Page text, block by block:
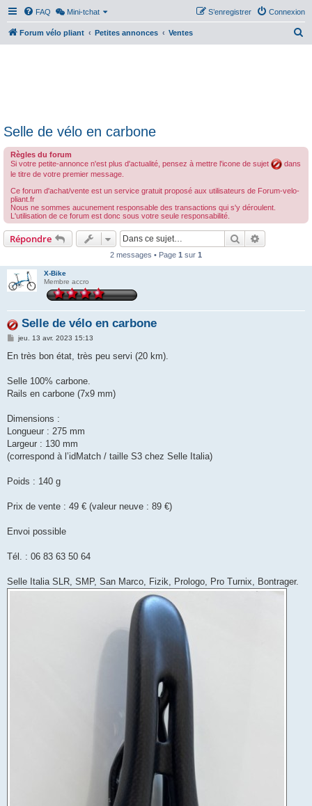
FAQ Mini-tchat Connexion
S’enregistrer
Forum vélo pliant Petites annonces Ventes
h
Selle de vélo en carbone
Règles du forum
Si votre petite-annonce n'est plus d'actualité, pensez à mettre l'icone de sujet
dans
le titre de votre premier message.
Ce forum d'achat/vente est un service gratuit proposé aux utilisateurs de Forum-velo-
pliant.fr
Nous ne sommes aucunement responsable des transactions qui s'y déroulent.
L'utilisation de ce forum est donc sous votre seule responsabilité.
Répondre Rechercher
2 messages • Page 1 sur 1
X-Bike
Membre accro
Selle de vélo en carbone
M
s
g
jeu. 13 avr. 2023 15:13
En très bon état, très peu servi (20 km).
Selle 100% carbone.
Rails en carbone (7x9 mm)
Dimensions :
Longueur : 275 mm
Largeur : 130 mm
(correspond à l’idMatch / taille S3 chez Selle Italia)
Poids : 140 g
Prix de vente : 49 € (valeur neuve : 89 €)
Envoi possible
Tél. : 06 83 63 50 64
Selle Italia SLR, SMP, San Marco, Fizik, Prologo, Pro Turnix, Bontrager.